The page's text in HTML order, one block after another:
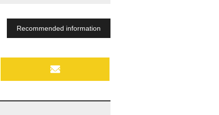
Recommended information